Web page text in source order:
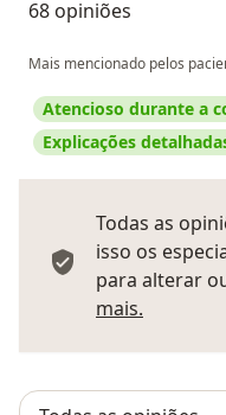
68 opiniões
Mais mencionado pelos
Atencioso durante a
Explicações
Todas as
isso os
para alterar
mais.